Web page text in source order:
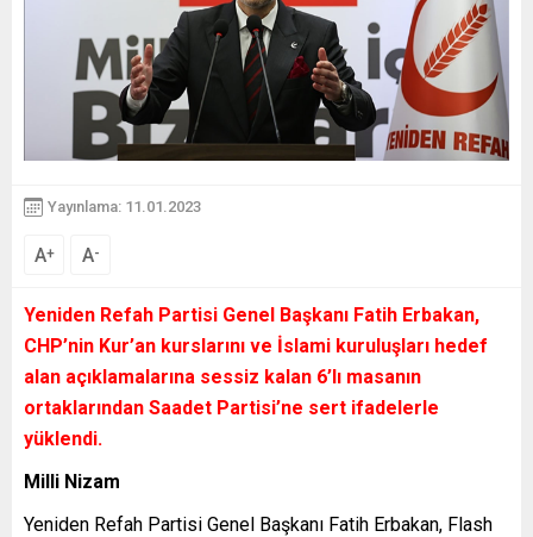
Yayınlama: 11.01.2023
A+ A-
Yeniden Refah Partisi Genel Başkanı Fatih Erbakan,
CHP’nin Kur’an kurslarını ve İslami kuruluşları hedef
alan açıklamalarına sessiz kalan 6’lı masanın
ortaklarından Saadet Partisi’ne sert ifadelerle
yüklendi.
Milli Nizam
Yeniden Refah Partisi Genel Başkanı Fatih Erbakan, Flash